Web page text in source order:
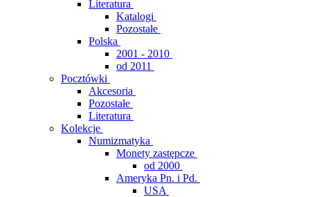
Literatura
Katalogi
Pozostałe
Polska
2001 - 2010
od 2011
Pocztówki
Akcesoria
Pozostałe
Literatura
Kolekcje
Numizmatyka
Monety zastępcze
od 2000
Ameryka Pn. i Pd.
USA